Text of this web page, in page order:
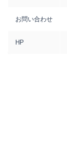
お問い合わせ
HP